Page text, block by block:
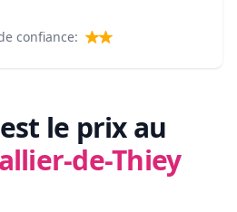
confiance:
le prix au
de-Thiey